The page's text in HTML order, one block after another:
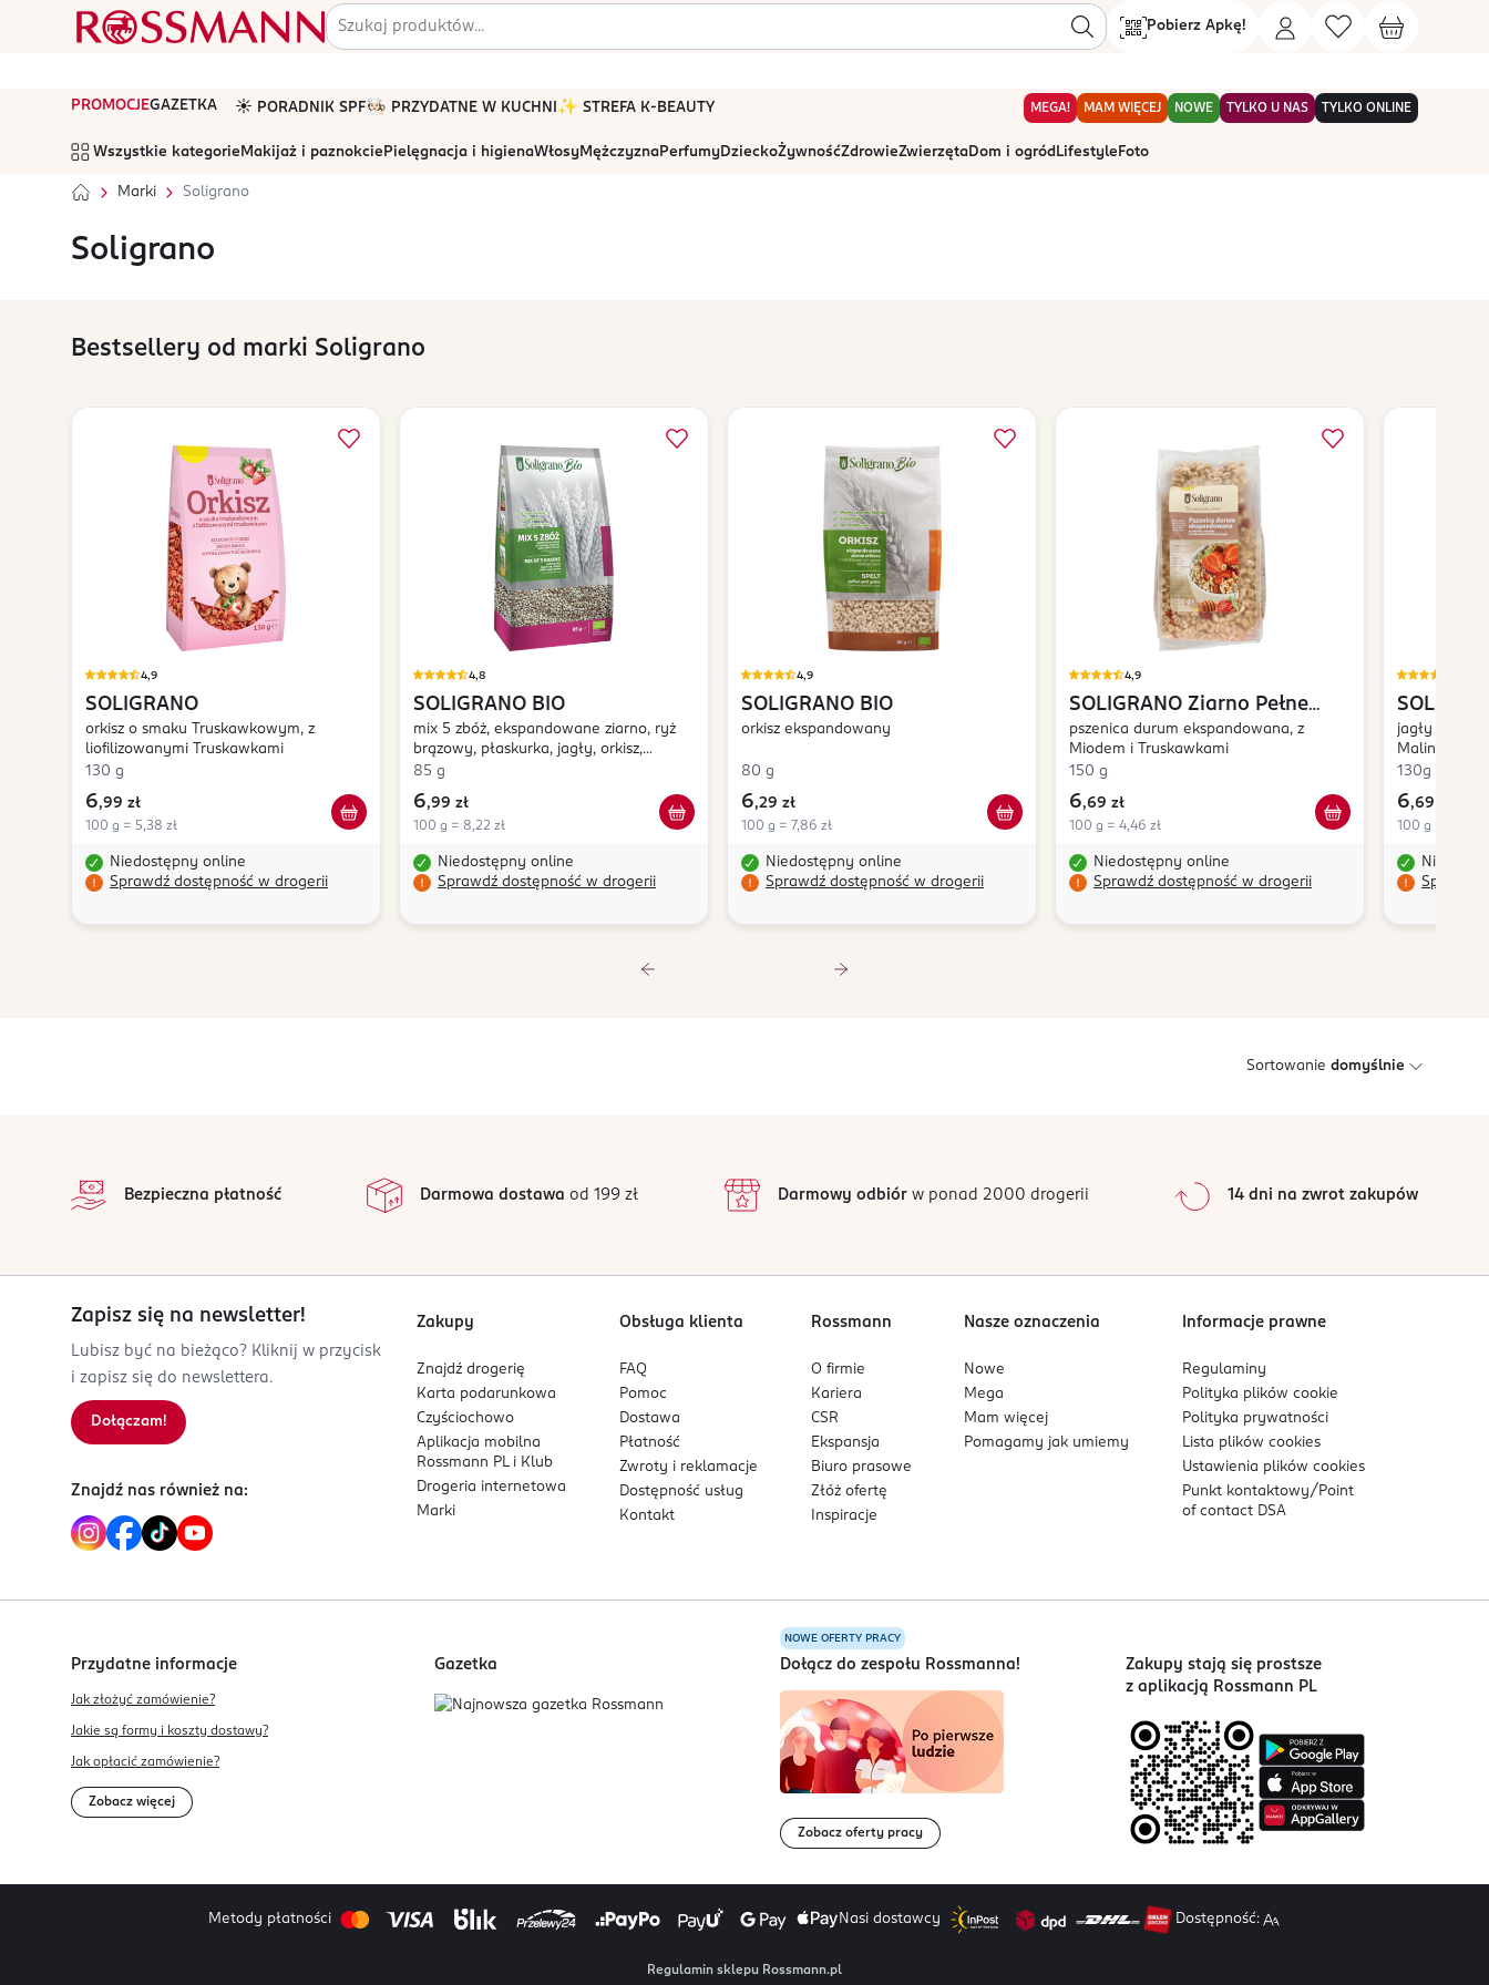
Pobierz Apkę!
PROMOCJEGAZETKA ☀️ PORADNIK SPF🧑🏻‍🍳 PRZYDATNE W KUCHNI ✨ STREFA K-BEAUTY MEGA! MAM WIĘCEJ NOWE TYLKO U NAS TYLKO ONLINE
Wszystkie kategorie Makijaż i paznokcie Pielęgnacja i higienaWłosyMężczyznaPerfumyDzieckoŻywnośćZdrowieZwierzętaDom i ogród Lifestyle Foto
Marki Soligrano
Soligrano
Bestsellery od marki Soligrano
4,9
SOLIGRANO
orkisz o smaku Truskawkowym, z
liofilizowanymi Truskawkami
130 g
6,99 zł
100 g = 5,38 zł
Niedostępny online
Sprawdź dostępność w drogerii
4,8
SOLIGRANO BIO
mix 5 zbóż, ekspandowane ziarno, ryż
brązowy, płaskurka, jagły, orkisz,
komosa
85 g
6,99 zł
100 g = 8,22 zł
Niedostępny online
Sprawdź dostępność w drogerii
4,9
SOLIGRANO BIO
orkisz ekspandowany
80 g
6,29 zł
100 g = 7,86 zł
Niedostępny online
Sprawdź dostępność w drogerii
4,9
SOLIGRANO Ziarno Pełne
Słońca
pszenica durum ekspandowana, z
Miodem i Truskawkami
150 g
6,69 zł
100 g = 4,46 zł
Niedostępny online
Sprawdź dostępność w drogerii
Słońca
jagły
Malinami
130g
6,69 zł
100 g = 5,15 zł
Sprawdź
Sortowanie domyślnie
Bezpieczna płatność Darmowa dostawa od 199 zł Darmowy odbiórw ponad 2000 drogerii 14 dni na zwrot zakupów
Zapisz się na newsletter!
Lubisz być na bieżąco? Kliknij w przycisk
i zapisz się do newslettera.
Dołączam!
Znajdź nas również na:
Zakupy
Znajdź drogerię
Karta podarunkowa
Czyściochowo
Aplikacja mobilna
Rossmann PL i Klub
Drogeria internetowa
Marki
Obsługa klienta
FAQ
Pomoc
Dostawa
Płatność
Zwroty i reklamacje
Dostępność usług
Kontakt
Rossmann
O firmie
Kariera
CSR
Ekspansja
Biuro prasowe
Złóż ofertę
Inspiracje
Nasze oznaczenia
Nowe
Mega
Mam więcej
Pomagamy jak umiemy
Informacje prawne
Regulaminy
Polityka plikówcookie
Polityka prywatności
Lista plikówcookies
Ustawienia plikówcookies
Punkt kontaktowy/ Point
of contact DSA
Przydatne informacje
Jak złożyć zamówienie?
Jakie są formy i koszty dostawy?
Jak opłacić zamówienie?
Zobacz więcej
Gazetka
NOWE OFERTY PRACY
Dołącz do zespołu Rossmanna!
Zobacz oferty pracy
Zakupy stają się prostsze
z aplikacją Rossmann PL
Metody płatności Nasi dostawcy Dostępność:
Regulamin sklepu Rossmann.pl